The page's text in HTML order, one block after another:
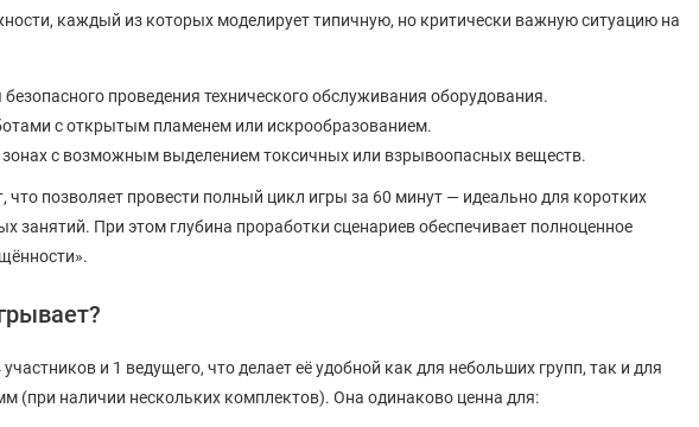
каждый из которых моделирует типичную, но критически важную ситуацию на
проведения технического обслуживания оборудования.
с открытым пламенем или искрообразованием.
зонах с возможным выделением токсичных или взрывоопасных веществ.
позволяет провести полный цикл игры за 60 минут — идеально для коротких
занятий. При этом глубина проработки сценариев обеспечивает полноценное
и 1 ведущего, что делает её удобной как для небольших групп, так и для
(при наличии нескольких комплектов). Она одинаково ценна для: